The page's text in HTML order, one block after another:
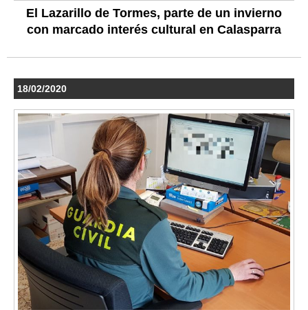
El Lazarillo de Tormes, parte de un invierno
con marcado interés cultural en Calasparra
18/02/2020